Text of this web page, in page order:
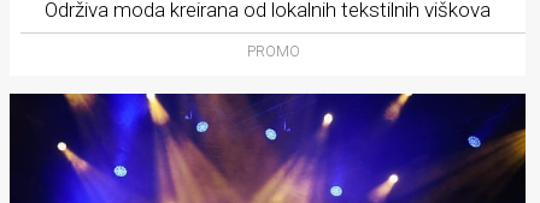
Održiva moda kreirana od lokalnih tekstilnih viškova
PROMO